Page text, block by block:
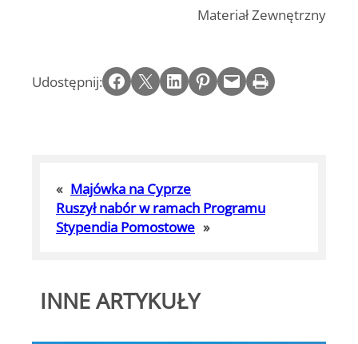
Materiał Zewnętrzny
Udostępnij: Share on Facebook Email this Page Share on LinkedIn Share on Pinterest Email this Page Print this Page
« Majówka na Cyprze
Ruszył nabór w ramach Programu
Stypendia Pomostowe »
INNE ARTYKUŁY